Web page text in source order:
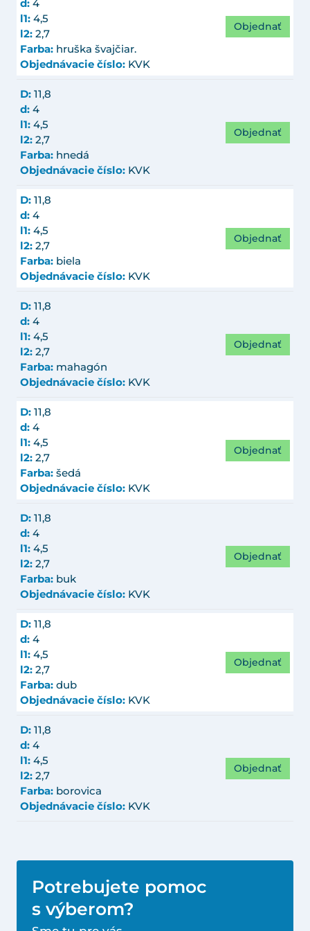
d: 4
l1: 4,5
l2: 2,7
Farba: hruška švajčiar.
Objednávacie číslo: KVK
Objednať
D: 11,8
d: 4
l1: 4,5
l2: 2,7
Farba: hnedá
Objednávacie číslo: KVK
Objednať
D: 11,8
d: 4
l1: 4,5
l2: 2,7
Farba: biela
Objednávacie číslo: KVK
Objednať
D: 11,8
d: 4
l1: 4,5
l2: 2,7
Farba: mahagón
Objednávacie číslo: KVK
Objednať
D: 11,8
d: 4
l1: 4,5
l2: 2,7
Farba: šedá
Objednávacie číslo: KVK
Objednať
D: 11,8
d: 4
l1: 4,5
l2: 2,7
Farba: buk
Objednávacie číslo: KVK
Objednať
D: 11,8
d: 4
l1: 4,5
l2: 2,7
Farba: dub
Objednávacie číslo: KVK
Objednať
D: 11,8
d: 4
l1: 4,5
l2: 2,7
Farba: borovica
Objednávacie číslo: KVK
Objednať
Potrebujete pomoc
s výberom?